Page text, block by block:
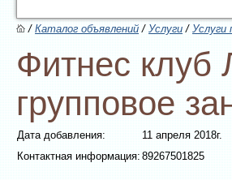
/Каталог объявлений/Услуги /Услуги
Фитнес клуб
групповое
Дата добавления:
11 апреля 2018г.
Контактная информация:89267501825